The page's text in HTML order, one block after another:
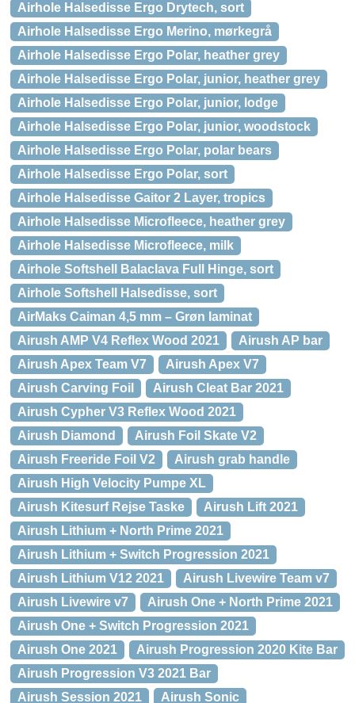
Airhole Halsedisse Ergo Drytech, sort
Airhole Halsedisse Ergo Merino, mørkegrå
Airhole Halsedisse Ergo Polar, heather grey
Airhole Halsedisse Ergo Polar, junior, heather grey
Airhole Halsedisse Ergo Polar, junior, lodge
Airhole Halsedisse Ergo Polar, junior, woodstock
Airhole Halsedisse Ergo Polar, polar bears
Airhole Halsedisse Ergo Polar, sort
Airhole Halsedisse Gaitor 2 Layer, tropics
Airhole Halsedisse Microfleece, heather grey
Airhole Halsedisse Microfleece, milk
Airhole Softshell Balaclava Full Hinge, sort
Airhole Softshell Halsedisse, sort
AirMaks Caiman 4,5 mm – Grøn laminat
Airush AMP V4 Reflex Wood 2021
Airush AP bar
Airush Apex Team V7
Airush Apex V7
Airush Carving Foil
Airush Cleat Bar 2021
Airush Cypher V3 Reflex Wood 2021
Airush Diamond
Airush Foil Skate V2
Airush Freeride Foil V2
Airush grab handle
Airush High Velocity Pumpe XL
Airush Kitesurf Rejse Taske
Airush Lift 2021
Airush Lithium + North Prime 2021
Airush Lithium + Switch Progression 2021
Airush Lithium V12 2021
Airush Livewire Team v7
Airush Livewire v7
Airush One + North Prime 2021
Airush One + Switch Progression 2021
Airush One 2021
Airush Progression 2020 Kite Bar
Airush Progression V3 2021 Bar
Airush Session 2021
Airush Sonic